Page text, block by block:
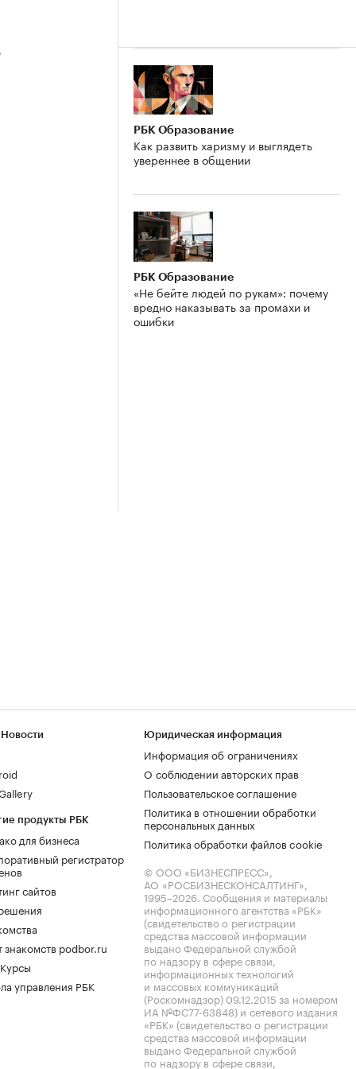
РБК Образование
Как развить харизму и выглядеть
увереннее в общении
РБК Образование
«Не бейте людей по рукам»: почему
вредно наказывать за промахи и
ошибки
продукты РБК
для бизнеса
регистратор
сайтов
знакомств podbor.ru
управления РБК
Юридическая информация
Информация об ограничениях
О соблюдении авторских прав
Пользовательское соглашение
Политика в отношении обработки
персональных данных
Политика обработки файлов cookie
© ООО «БИЗНЕСПРЕСС»,
АО «РОСБИЗНЕСКОНСАЛТИНГ»,
1995–2026. Сообщения и материалы
информационного агентства «РБК»
(свидетельство о регистрации
средства массовой информации
выдано Федеральной службой
по надзору в сфере связи,
информационных технологий
и массовых коммуникаций
(Роскомнадзор) 09.12.2015 за номером
ИА №ФС77-63848) и сетевого издания
«РБК» (свидетельство о регистрации
средства массовой информации
выдано Федеральной службой
по надзору в сфере связи,